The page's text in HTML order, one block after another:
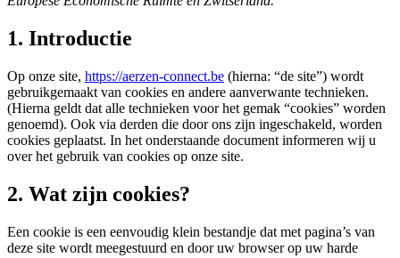
1. Introductie
Op onze site, https://aerzen-connect.be (hierna: “de site”) wordt
gebruikgemaakt van cookies en andere aanverwante technieken.
(Hierna geldt dat alle technieken voor het gemak “cookies” worden
genoemd). Ook via derden die door ons zijn ingeschakeld, worden
cookies geplaatst. In het onderstaande document informeren wij u
over het gebruik van cookies op onze site.
2. Wat zijn cookies?
Een cookie is een eenvoudig klein bestandje dat met pagina’s van
deze site wordt meegestuurd en door uw browser op uw harde